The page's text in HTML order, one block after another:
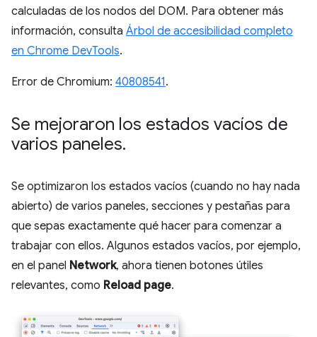
calculadas de los nodos del DOM. Para obtener más
información, consulta Árbol de accesibilidad completo
en Chrome DevTools.
Error de Chromium: 40808541.
Se mejoraron los estados vacíos de
varios paneles.
Se optimizaron los estados vacíos (cuando no hay nada
abierto) de varios paneles, secciones y pestañas para
que sepas exactamente qué hacer para comenzar a
trabajar con ellos. Algunos estados vacíos, por ejemplo,
en el panel Network, ahora tienen botones útiles
relevantes, como Reload page.